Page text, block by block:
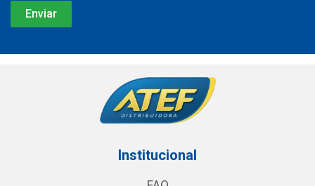
Institucional